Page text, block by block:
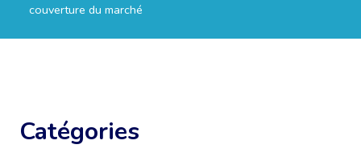
couverture du marché
Catégories